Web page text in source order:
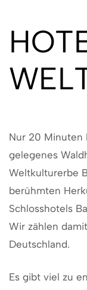
Nur 20 Minuten
gelegenes
Weltkulturerbe
berühmten
Schlosshotels
Wir zählen
Deutschland.
Es gibt viel zu